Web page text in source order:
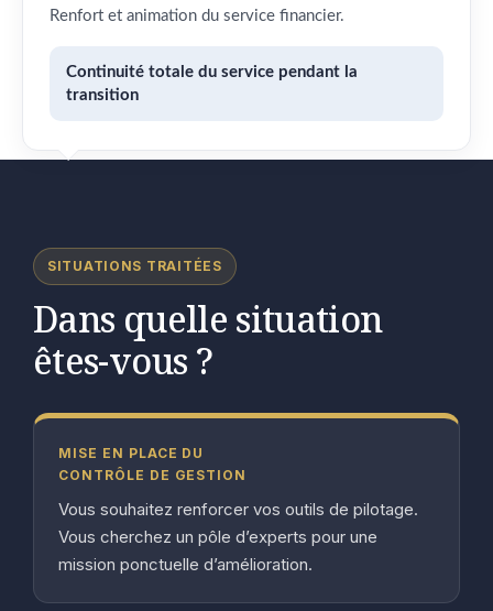
Renfort et animation du service financier.
Continuité totale du service pendant la
transition
SITUATIONS TRAITÉES
Dans quelle situation
êtes-vous ?
MISE EN PLACE DU
CONTRÔLE DE GESTION
Vous souhaitez renforcer vos outils de pilotage.
Vous cherchez un pôle d’experts pour une
mission ponctuelle d’amélioration.